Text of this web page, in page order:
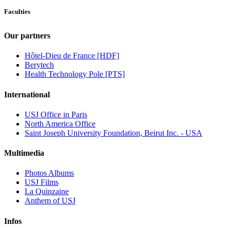
Faculties
Our partners
Hôtel-Dieu de France [HDF]
Berytech
Health Technology Pole [PTS]
International
USJ Office in Paris
North America Office
Saint Joseph University Foundation, Beirut Inc. - USA
Multimedia
Photos Albums
USJ Films
La Quinzaine
Anthem of USJ
Infos